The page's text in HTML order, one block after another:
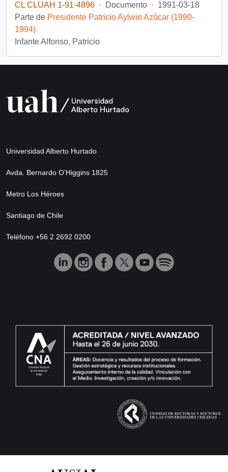
CL CLUAH 1-91-4896 · Documento · 1991-03-18
Parte de Presidente Patricio Aylwin Azócar (1990-
1994)
Infante Alfonso, Patricio
Universidad Alberto Hurtado
Avda. Bernardo O’Higgins 1825
Metro Los Héroes
Santiago de Chile
Teléfono +56 2 2692 0200